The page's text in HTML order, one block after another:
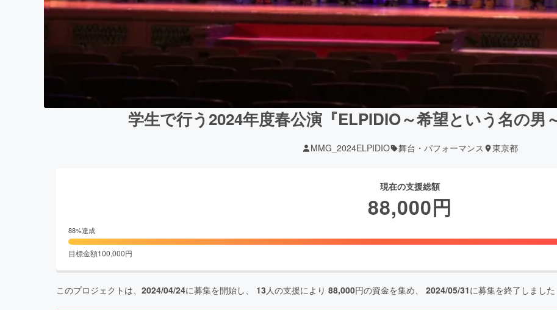
学生で行う2024年度春公演『ELPIDIO～希望という名の男
MMG_2024ELPIDIO 舞台・パフォーマンス 東京都
現在の支援総額
88,000円
88%達成
目標金額100,000円
このプロジェクトは、 2024/04/24に募集を開始し、 13人の支援により 88,000円の資金を集め、 2024/05/31に募集を終了しました